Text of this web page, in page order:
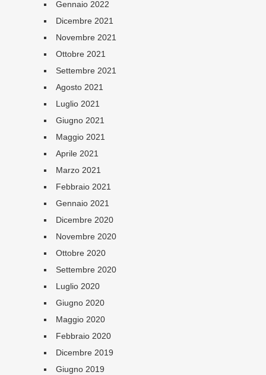
Gennaio 2022
Dicembre 2021
Novembre 2021
Ottobre 2021
Settembre 2021
Agosto 2021
Luglio 2021
Giugno 2021
Maggio 2021
Aprile 2021
Marzo 2021
Febbraio 2021
Gennaio 2021
Dicembre 2020
Novembre 2020
Ottobre 2020
Settembre 2020
Luglio 2020
Giugno 2020
Maggio 2020
Febbraio 2020
Dicembre 2019
Giugno 2019